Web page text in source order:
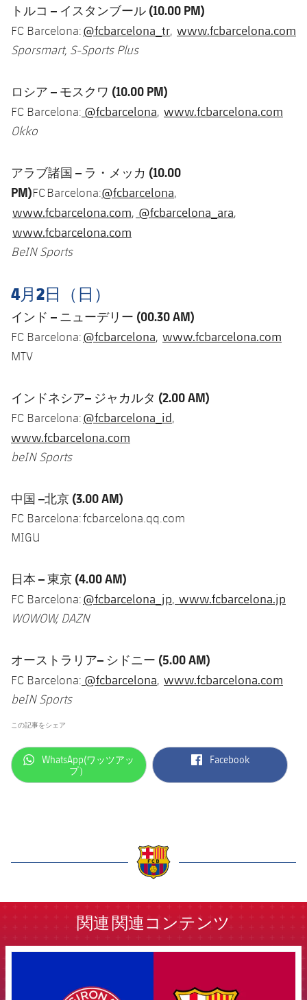
トルコ – イスタンブール (10.00 PM)
FC Barcelona:@fcbarcelona_tr, www.fcbarcelona.com
Sporsmart, S-Sports Plus
ロシア – モスクワ (10.00 PM)
FC Barcelona: @fcbarcelona, www.fcbarcelona.com
Okko
アラブ諸国 – ラ・メッカ (10.00
PM)FC Barcelona:@fcbarcelona,
www.fcbarcelona.com, @fcbarcelona_ara,
www.fcbarcelona.com
BeIN Sports
4月2日（日）
インド – ニューデリー (00.30 AM)
FC Barcelona:@fcbarcelona, www.fcbarcelona.com
MTV
インドネシア– ジャカルタ (2.00 AM)
FC Barcelona:@fcbarcelona_id,
www.fcbarcelona.com
beIN Sports
中国 –北京 (3.00 AM)
FC Barcelona: fcbarcelona.qq.com
MIGU
日本 –東京 (4.00 AM)
FC Barcelona:@fcbarcelona_jp, www.fcbarcelona.jp
WOWOW, DAZN
オーストラリア– シドニー (5.00 AM)
FC Barcelona: @fcbarcelona, www.fcbarcelona.com
beIN Sports
この記事をシェア
label.aria.whatsapp
WhatsApp(ワッツアッ
プ）
label.aria.facebook
Facebook
関連 関連コンテンツ